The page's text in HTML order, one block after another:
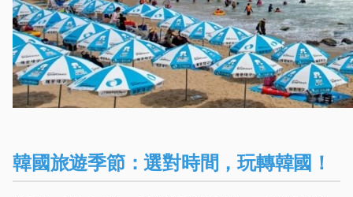
韓國旅遊季節：選對時間，玩轉韓國！